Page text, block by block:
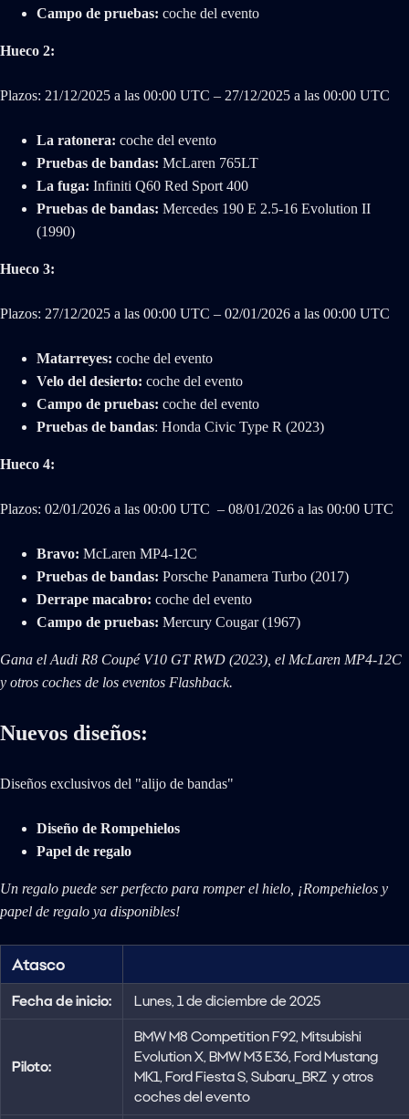
Campo de pruebas: coche del evento
Hueco 2:
Plazos: 21/‌12/‌2025 a las 00:00 UTC – 27/‌12/‌2025 a las 00:00 UTC
La ratonera: coche del evento
Pruebas de bandas: McLaren 765LT
La fuga: Infiniti Q60 Red Sport 400
Pruebas de bandas: Mercedes 190 E 2.5-16 Evolution II
(1990)
Hueco 3:
Plazos: 27/‌12/‌2025 a las 00:00 UTC – 02/‌01/‌2026 a las 00:00 UTC
Matarreyes: coche del evento
Velo del desierto: coche del evento
Campo de pruebas: coche del evento
Pruebas de bandas: Honda Civic Type R (2023)
Hueco 4:
Plazos: 02/‌01/‌2026 a las 00:00 UTC – 08/‌01/‌2026 a las 00:00 UTC
Bravo: McLaren MP4-12C
Pruebas de bandas: Porsche Panamera Turbo (2017)
Derrape macabro: coche del evento
Campo de pruebas: Mercury Cougar (1967)
Gana el Audi R8 Coupé V10 GT RWD (2023), el McLaren MP4-12C
y otros coches de los eventos Flashback.
Nuevos diseños:
Diseños exclusivos del "alijo de bandas"
Diseño de Rompehielos
Papel de regalo
Un regalo puede ser perfecto para romper el hielo, ¡Rompehielos y
papel de regalo ya disponibles!
Atasco
Fecha de inicio: Lunes, 1 de diciembre de 2025
Piloto:
BMW M8 Competition F92, Mitsubishi
Evolution X, BMW M3 E36, Ford Mustang
MK1, Ford Fiesta S, Subaru_BRZ y otros
coches del evento